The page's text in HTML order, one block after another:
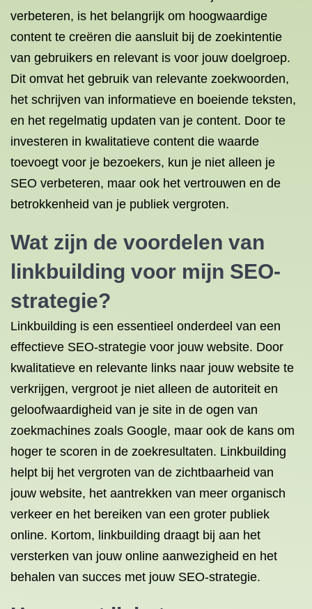
verbeteren, is het belangrijk om hoogwaardige
content te creëren die aansluit bij de zoekintentie
van gebruikers en relevant is voor jouw doelgroep.
Dit omvat het gebruik van relevante zoekwoorden,
het schrijven van informatieve en boeiende teksten,
en het regelmatig updaten van je content. Door te
investeren in kwalitatieve content die waarde
toevoegt voor je bezoekers, kun je niet alleen je
SEO verbeteren, maar ook het vertrouwen en de
betrokkenheid van je publiek vergroten.
Wat zijn de voordelen van
linkbuilding voor mijn SEO-
strategie?
Linkbuilding is een essentieel onderdeel van een
effectieve SEO-strategie voor jouw website. Door
kwalitatieve en relevante links naar jouw website te
verkrijgen, vergroot je niet alleen de autoriteit en
geloofwaardigheid van je site in de ogen van
zoekmachines zoals Google, maar ook de kans om
hoger te scoren in de zoekresultaten. Linkbuilding
helpt bij het vergroten van de zichtbaarheid van
jouw website, het aantrekken van meer organisch
verkeer en het bereiken van een groter publiek
online. Kortom, linkbuilding draagt bij aan het
versterken van jouw online aanwezigheid en het
behalen van succes met jouw SEO-strategie.